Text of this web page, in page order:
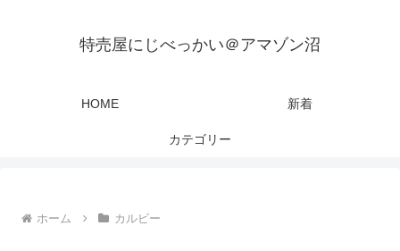
特売屋にじべっかい＠アマゾン沼
HOME 新着
カテゴリー
ホーム カルビー